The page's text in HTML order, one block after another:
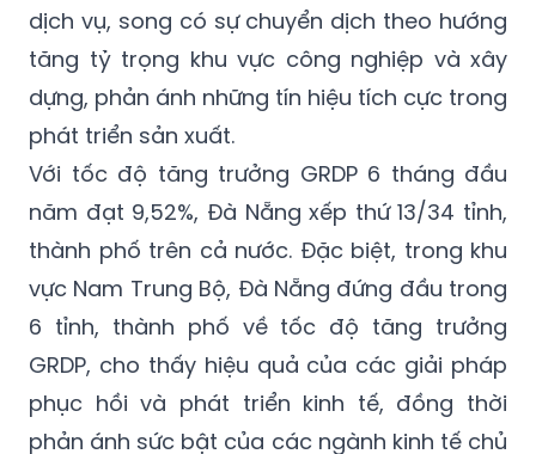
dịch vụ, song có sự chuyển dịch theo hướng
tăng tỷ trọng khu vực công nghiệp và xây
dựng, phản ánh những tín hiệu tích cực trong
phát triển sản xuất.
Với tốc độ tăng trưởng GRDP 6 tháng đầu
năm đạt 9,52%, Đà Nẵng xếp thứ 13/34 tỉnh,
thành phố trên cả nước. Đặc biệt, trong khu
vực Nam Trung Bộ, Đà Nẵng đứng đầu trong
6 tỉnh, thành phố về tốc độ tăng trưởng
GRDP, cho thấy hiệu quả của các giải pháp
phục hồi và phát triển kinh tế, đồng thời
phản ánh sức bật của các ngành kinh tế chủ